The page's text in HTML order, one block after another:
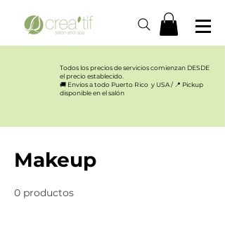
Todos los precios de servicios comienzan DESDE
el precio establecido.​
🚚 Envíos a todo Puerto Rico y USA / 📍 Pickup
disponible en el salón
Makeup
0 productos